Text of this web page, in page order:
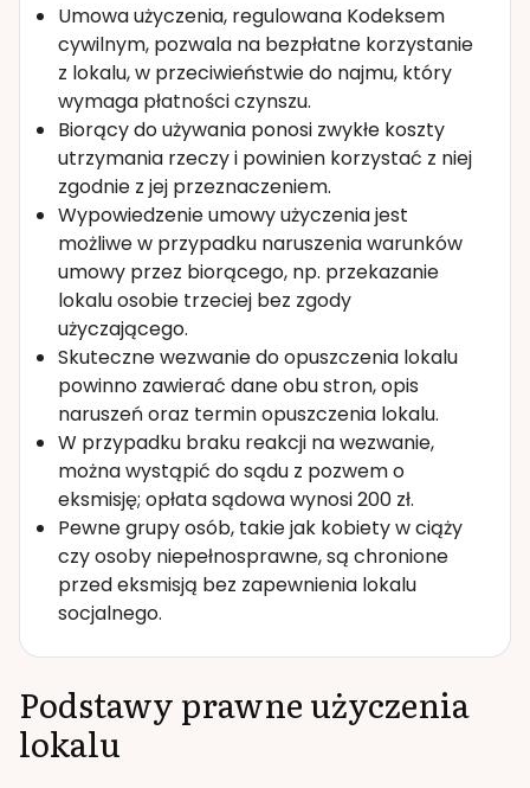
Umowa użyczenia, regulowana Kodeksem
cywilnym, pozwala na bezpłatne korzystanie
z lokalu, w przeciwieństwie do najmu, który
wymaga płatności czynszu.
Biorący do używania ponosi zwykłe koszty
utrzymania rzeczy i powinien korzystać z niej
zgodnie z jej przeznaczeniem.
Wypowiedzenie umowy użyczenia jest
możliwe w przypadku naruszenia warunków
umowy przez biorącego, np. przekazanie
lokalu osobie trzeciej bez zgody
użyczającego.
Skuteczne wezwanie do opuszczenia lokalu
powinno zawierać dane obu stron, opis
naruszeń oraz termin opuszczenia lokalu.
W przypadku braku reakcji na wezwanie,
można wystąpić do sądu z pozwem o
eksmisję; opłata sądowa wynosi 200 zł.
Pewne grupy osób, takie jak kobiety w ciąży
czy osoby niepełnosprawne, są chronione
przed eksmisją bez zapewnienia lokalu
socjalnego.
Podstawy prawne użyczenia
lokalu